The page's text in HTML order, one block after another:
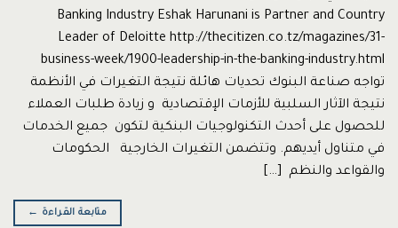
Banking Industry Eshak Harunani is Partner and Country
Leader of Deloitte http://thecitizen.co.tz/magazines/31-
business-week/1900-leadership-in-the-banking-industry.html
تواجه صناعة البنوك تحديات هائلة نتيجة التغيرات في الأنظمة
نتيجة الآثار السلبية للأزمات الإقتصادية و زيادة طلبات العملاء
للحصول على أحدث التكنولوجيات البنكية لتكون جميع الخدمات
في متناول أيديهم. وتتضمن التغيرات الخارجية الحكومات
والقواعد والنظم […]
متابعة القراءة ←